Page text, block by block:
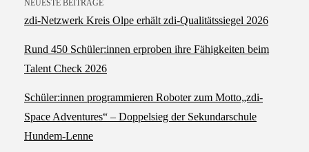
NEUESTE BEITRÄGE
zdi‑Netzwerk Kreis Olpe erhält zdi‑Qualitätssiegel 2026
Rund 450 Schüler:innen erproben ihre Fähigkeiten beim
Talent Check 2026
Schüler:innen programmieren Roboter zum Motto„zdi-
Space Adventures“ – Doppelsieg der Sekundarschule
Hundem-Lenne